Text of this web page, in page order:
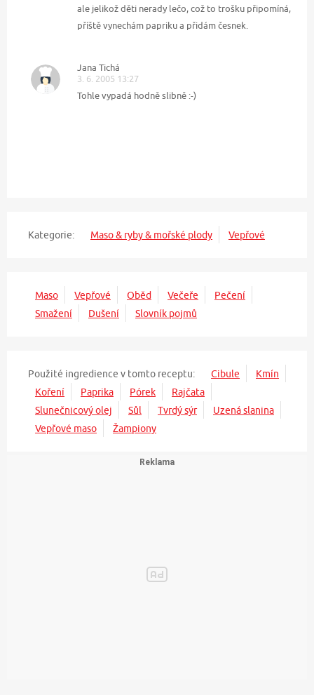
ale jelikož děti nerady lečo, což to trošku připomíná,
příště vynechám papriku a přidám česnek.
Jana Tichá
3. 6. 2005 13:27
Tohle vypadá hodně slibně :-)
Kategorie: Maso & ryby & mořské plody Vepřové
Maso Vepřové Oběd Večeře
Pečení
Smažení
Dušení Slovník pojmů
Použité ingredience v tomto receptu: Cibule
Kmín
Koření
Paprika Pórek
Rajčata
Slunečnicový olej
Sůl Tvrdý sýr
Uzená slanina
Vepřové maso
Žampiony